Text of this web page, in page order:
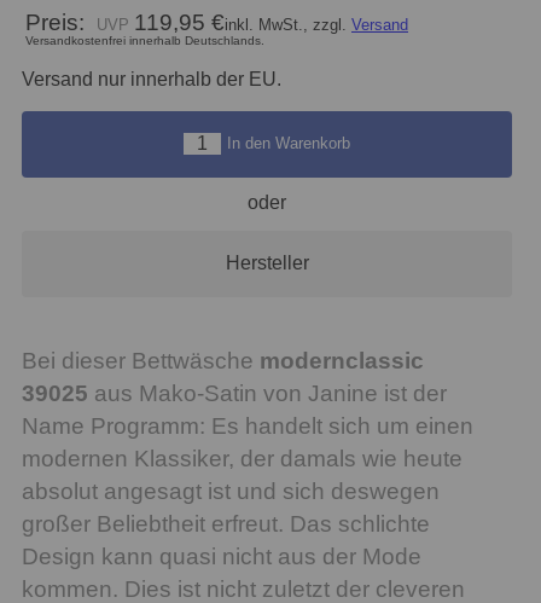
Preis: 119,95 €inkl. MwSt., zzgl. Versand
Versandkostenfrei innerhalb Deutschlands.
Versand nur innerhalb der EU.
In den Warenkorb
oder
Hersteller
Bei dieser Bettwäsche modernclassic
39025 aus Mako-Satin von Janine ist der
Name Programm: Es handelt sich um einen
modernen Klassiker, der damals wie heute
absolut angesagt ist und sich deswegen
großer Beliebtheit erfreut. Das schlichte
Design kann quasi nicht aus der Mode
kommen. Dies ist nicht zuletzt der cleveren